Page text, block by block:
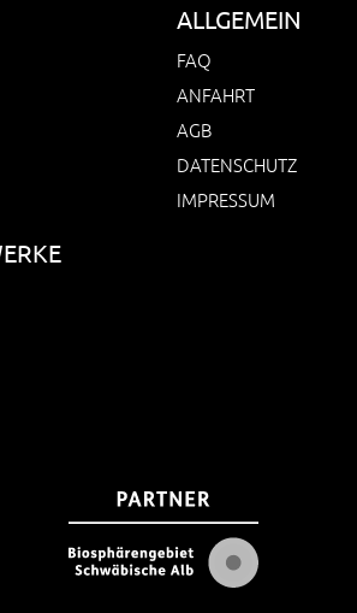
ALLGEMEIN
FAQ
ANFAHRT
AGB
DATENSCHUTZ
IMPRESSUM